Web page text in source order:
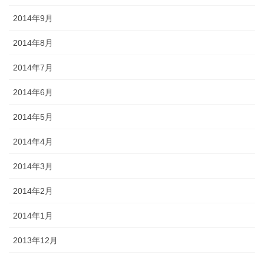
2014年9月
2014年8月
2014年7月
2014年6月
2014年5月
2014年4月
2014年3月
2014年2月
2014年1月
2013年12月